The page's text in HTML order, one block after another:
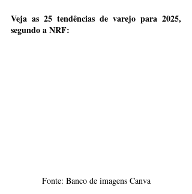
Veja as 25 tendências de varejo para 2025,
segundo a NRF:
Fonte: Banco de imagens Canva